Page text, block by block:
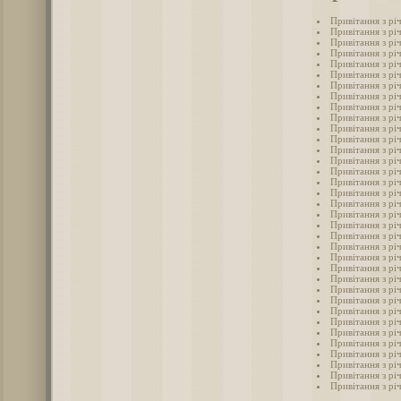
Привітання з
Привітання з
Привітання з
Привітання з
Привітання з
Привітання з
Привітання з
Привітання з
Привітання з
Привітання з
Привітання з
Привітання з
Привітання з
Привітання з
Привітання з
Привітання з
Привітання з
Привітання з
Привітання з
Привітання з
Привітання з
Привітання з
Привітання з
Привітання з
Привітання з
Привітання з
Привітання з
Привітання з
Привітання з
Привітання з
Привітання з
Привітання з
Привітання з
Привітання з
Привітання з